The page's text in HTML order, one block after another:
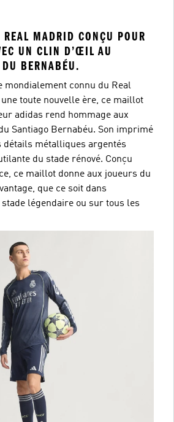
MADRID CONÇU POUR
UN CLIN D’ŒIL AU
BERNABÉU.
mondialement connu du Real
toute nouvelle ère, ce maillot
adidas rend hommage aux
Santiago Bernabéu. Son imprimé
détails métalliques argentés
du stade rénové. Conçu
ce maillot donne aux joueurs du
que ce soit dans
stade légendaire ou sur tous les